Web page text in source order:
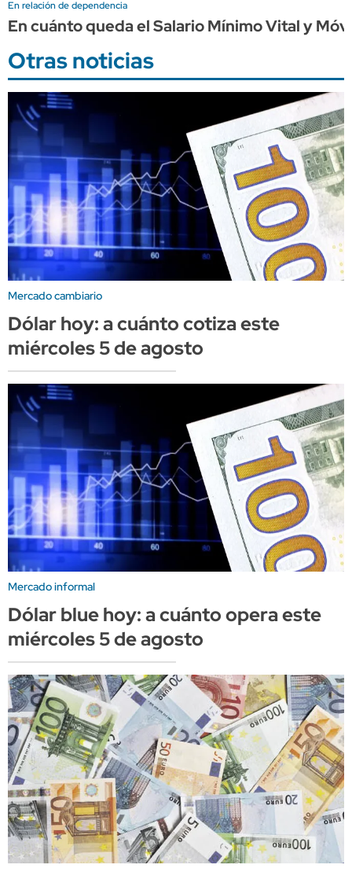
En relación de dependencia
En cuánto queda el Salario Mínimo Vital y
Otras noticias
Mercado cambiario
Dólar hoy: a cuánto cotiza este
miércoles 5 de agosto
Mercado informal
Dólar blue hoy: a cuánto opera este
miércoles 5 de agosto